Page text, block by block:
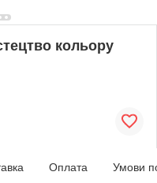
кольору
Оплата Умови